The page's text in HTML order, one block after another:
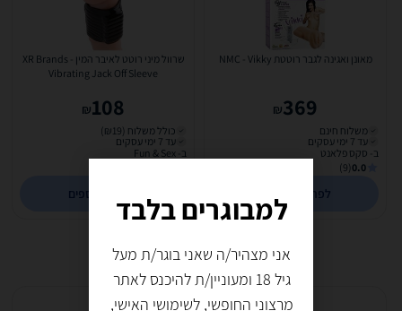
מאונן ואגינה לגבר רוטטת NMC - Vikky
369
₪
משלוח חינם
עד 7 ימי עסקים
ב- סקס פלאנט
0.0
(9)
לפרטים נוספים
שרוול מיני רוטט לאיבר המין XR Brands -
Vibrating Jack Off Sleeve
108
₪
כולל משלוח (₪19)
עד 7 ימי עסקים
ב- Fun & Sex
לפרטים נוספיםלמבוגרים בלבד
אני מצהיר/ה שאני בוגר/ת מעל
גיל 18 ומעוניין/ת להיכנס לאתר
מרצוני החופשי, לשימושי האישי,